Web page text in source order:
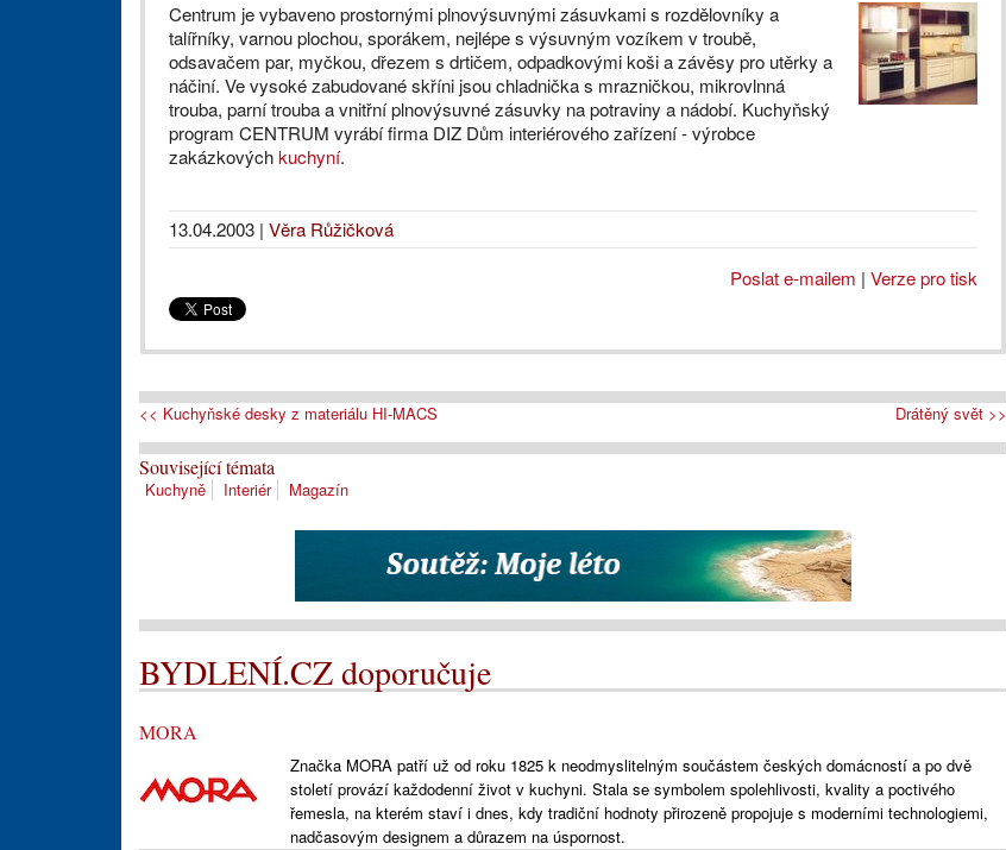
Centrum je vybaveno prostornými plnovýsuvnými zásuvkami s rozdělovníky a
talířníky, varnou plochou, sporákem, nejlépe s výsuvným vozíkem v troubě,
odsavačem par, myčkou, dřezem s drtičem, odpadkovými koši a závěsy pro utěrky a
náčiní. Ve vysoké zabudované skříni jsou chladnička s mrazničkou, mikrovlnná
trouba, parní trouba a vnitřní plnovýsuvné zásuvky na potraviny a nádobí. Kuchyňský
program CENTRUM vyrábí firma DIZ Dům interiérového zařízení - výrobce
zakázkovýchkuchyní.
13.04.2003 | Věra Růžičková
Poslat e-mailem | Verze pro tisk
<< Kuchyňské desky z materiálu HI-MACS Drátěný svět >>
Související témata
Kuchyně Interiér Magazín
BYDLENÍ.CZ doporučuje
MORA
Značka MORA patří už od roku 1825 k neodmyslitelným součástem českých domácností a po dvě
století provází každodenní život v kuchyni. Stala se symbolem spolehlivosti, kvality a poctivého
řemesla, na kterém staví i dnes, kdy tradiční hodnoty přirozeně propojuje s moderními technologiemi,
nadčasovým designem a důrazem na úspornost.